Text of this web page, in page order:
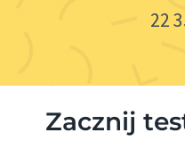
22
Zacznij